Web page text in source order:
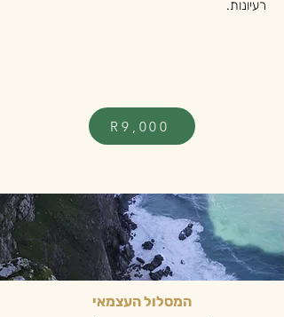
רעיונות.
R9,000
המסלול העצמאי